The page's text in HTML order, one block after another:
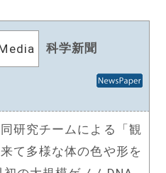
科学新聞
研究チームによる「観
て多様な体の色や形を